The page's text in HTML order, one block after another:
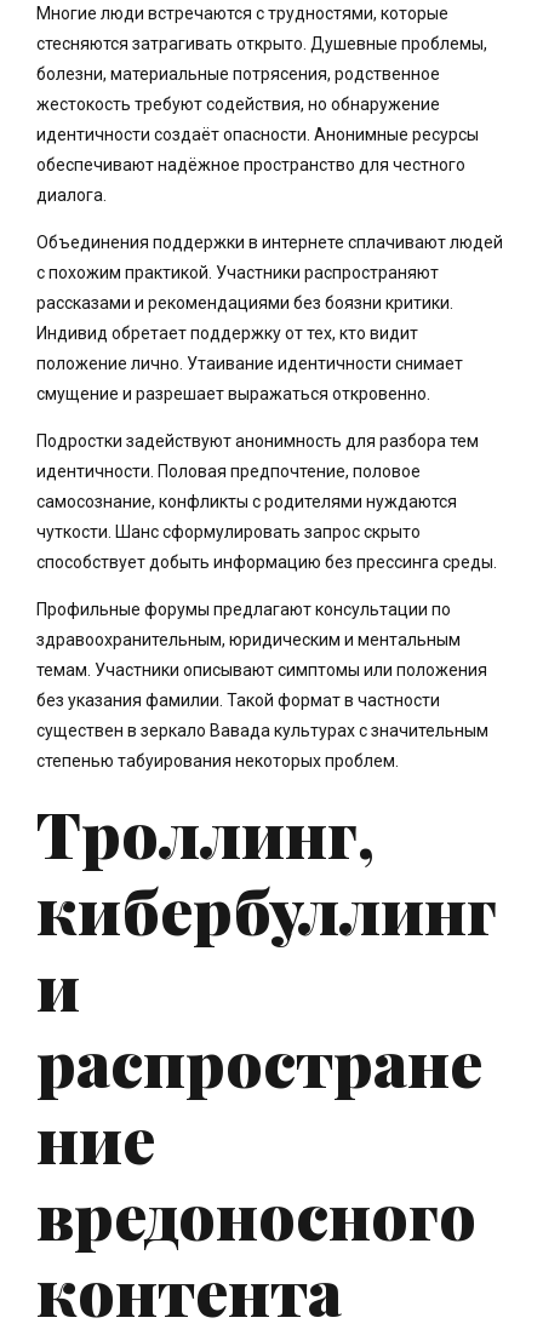
Многие люди встречаются с трудностями, которые
стесняются затрагивать открыто. Душевные проблемы,
болезни, материальные потрясения, родственное
жестокость требуют содействия, но обнаружение
идентичности создаёт опасности. Анонимные ресурсы
обеспечивают надёжное пространство для честного
диалога.
Объединения поддержки в интернете сплачивают людей
с похожим практикой. Участники распространяют
рассказами и рекомендациями без боязни критики.
Индивид обретает поддержку от тех, кто видит
положение лично. Утаивание идентичности снимает
смущение и разрешает выражаться откровенно.
Подростки задействуют анонимность для разбора тем
идентичности. Половая предпочтение, половое
самосознание, конфликты с родителями нуждаются
чуткости. Шанс сформулировать запрос скрыто
способствует добыть информацию без прессинга среды.
Профильные форумы предлагают консультации по
здравоохранительным, юридическим и ментальным
темам. Участники описывают симптомы или положения
без указания фамилии. Такой формат в частности
существен в зеркало Вавада культурах с значительным
степенью табуирования некоторых проблем.
Троллинг,
кибербуллинг
и
распростране
ние
вредоносного
контента